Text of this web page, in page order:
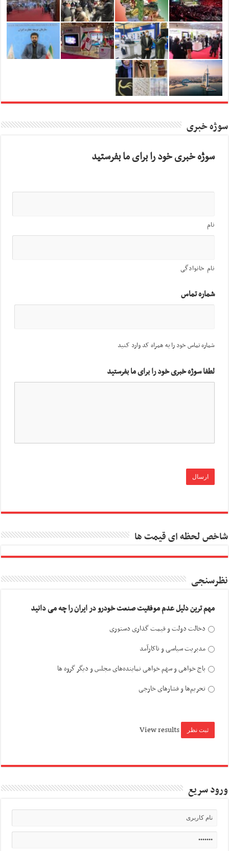
سوژه خبری
سوژه خبری خود را برای ما بفرستید
نام
نام خانوادگی
شماره تماس
شماره تماس خود را به همراه کد وارد کنید
لطفا سوژه خبری خود را برای ما بفرستید
شاخص لحظه ای قیمت ها
نظرسنجی
مهم ترین دلیل عدم موفقیت صنعت خودرو در ایران را چه می دانید
دخالت دولت و قیمت گذاری دستوری
مدیریت سیاسی و ناکارآمد
باج خواهی و سهم خواهی نماینده‌های مجلس و دیگر گروه ها
تحریم‌ها و فشارهای خارجی
View results
ورود سریع